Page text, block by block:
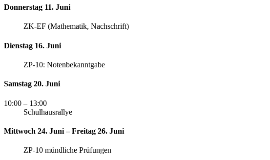
Donnerstag 11. Juni
ZK-EF (Mathematik, Nachschrift)
Dienstag 16. Juni
ZP-10: Notenbekanntgabe
Samstag 20. Juni
10:00 – 13:00
Schulhausrallye
Mittwoch 24. Juni – Freitag 26. Juni
ZP-10 mündliche Prüfungen